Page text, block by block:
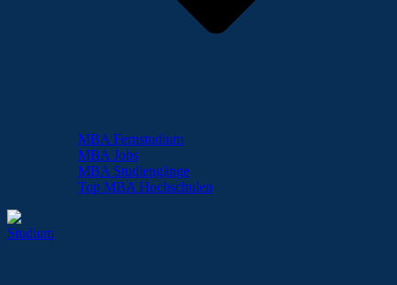
MBA Fernstudium
MBA Jobs
MBA Studiengänge
Top MBA Hochschulen
Studium